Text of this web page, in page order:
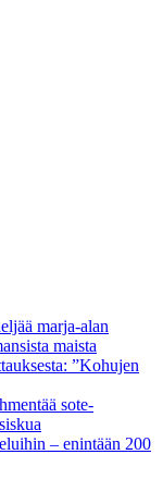
marja-alan
maista
”Kohujen
sote-
– enintään 200